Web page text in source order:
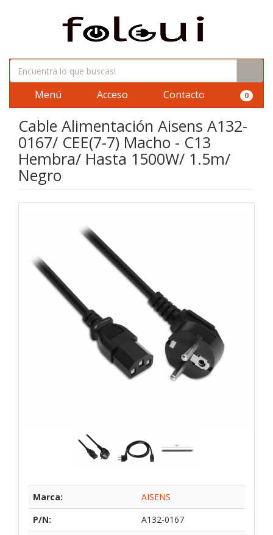
Menú Acceso Contacto 0
Cable Alimentación Aisens A132-
0167/ CEE(7-7) Macho - C13
Hembra/ Hasta 1500W/ 1.5m/
Negro
Marca:
AISENS
P/N:
A132-0167